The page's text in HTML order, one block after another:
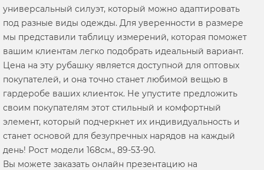
универсальный силуэт, который можно адаптировать
под разные виды одежды. Для уверенности в размере
мы представили таблицу измерений, которая поможет
вашим клиентам легко подобрать идеальный вариант.
Цена на эту рубашку является доступной для оптовых
покупателей, и она точно станет любимой вещью в
гардеробе ваших клиенток. Не упустите предложить
своим покупателям этот стильный и комфортный
элемент, который подчеркнет их индивидуальность и
станет основой для безупречных нарядов на каждый
день! Рост модели 168см., 89-53-90.
Вы можете заказать онлайн презентацию на